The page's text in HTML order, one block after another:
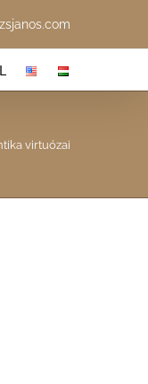
virtuózai